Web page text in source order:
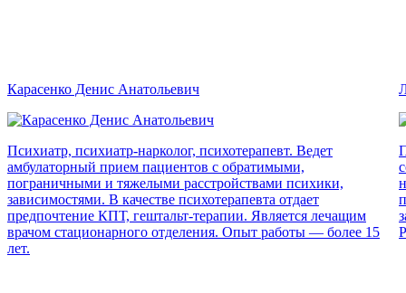
Карасенко Денис Анатольевич
Психиатр, психиатр-нарколог, психотерапевт. Ведет
амбулаторный прием пациентов с обратимыми,
пограничными и тяжелыми расстройствами психики,
зависимостями. В качестве психотерапевта отдает
предпочтение КПТ, гештальт-терапии. Является лечащим
врачом стационарного отделения. Опыт работы — более 15
лет.